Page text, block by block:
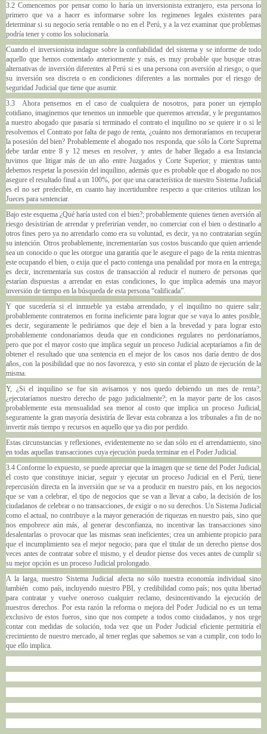
3.2 Comencemos por pensar como lo haría un inversionista extranjero, esta persona lo
primero que va a hacer es informarse sobre los regimenes legales existentes para
determinar si su negocio seria rentable o no en el Perú, y a la vez examinar que problemas
podría tener y como los solucionaría.
Cuando el inversionista indague sobre la confiabilidad del sistema y se informe de todo
aquello que hemos comentado anteriormente y más, es muy probable que busque otras
alternativas de inversión diferentes al Perú si es una persona con aversión al riesgo; o que
su inversión sea discreta o en condiciones diferentes a las normales por el riesgo de
seguridad Judicial que tiene que asumir.
3.3 Ahora pensemos en el caso de cualquiera de nosotros, para poner un ejemplo
cotidiano, imaginemos que tenemos un inmueble que queremos arrendar, y le preguntamos
a nuestro abogado que pasaría si terminado el contrato el inquilino no se quiere ir o si le
resolvemos el Contrato por falta de pago de renta, ¿cuánto nos demoraríamos en recuperar
la posesión del bien? Probablemente el abogado nos responda, que sólo la Corte Suprema
debe tardar entre 8 y 12 meses en resolver, y antes de haber llegado a esa Instancia
tuvimos que litigar más de un año entre Juzgados y Corte Superior; y mientras tanto
debemos respetar la posesión del inquilino, además que es probable que el abogado no nos
asegure el resultado final a un 100%, por que una característica de nuestro Sistema Judicial
es el no ser predecible, en cuanto hay incertidumbre respecto a que criterios utilizan los
Jueces para sentenciar.
Bajo este esquema ¿Qué haría usted con el bien?; probablemente quienes tienen aversión al
riesgo desistirían de arrendar y preferirían vender, no comerciar con el bien o destinarlo a
otros fines pero ya no arrendarlo como era su voluntad, es decir, ya no contratarían según
su intención. Otros probablemente, incrementarían sus costos buscando que quien arriende
sea un conocido o que les otorgue una garantía que le asegure el pago de la renta mientras
este ocupando el bien, o exija que el pacto contenga una penalidad por mora en la entrega;
es decir, incrementaría sus costos de transacción al reducir el numero de personas que
estarían dispuestas a arrendar en estas condiciones, lo que implica además una mayor
inversión de tiempo en la búsqueda de esta persona “calificada”.
Y que sucedería si el inmueble ya estaba arrendado, y el inquilino no quiere salir;
probablemente contratemos en forma ineficiente para lograr que se vaya lo antes posible,
es decir, seguramente le pediríamos que deje el bien a la brevedad y para lograr esto
probablemente condonaríamos deuda que en condiciones regulares no perdonaríamos,
pero que por el mayor costo que implica seguir un proceso Judicial aceptaríamos a fin de
obtener el resultado que una sentencia en el mejor de los casos nos daría dentro de dos
años, con la posibilidad que no nos favorezca, y esto sin contar el plazo de ejecución de la
misma.
Y, ¿Si el inquilino se fue sin avisarnos y nos quedo debiendo un mes de renta?,
¿ejecutaríamos nuestro derecho de pago judicialmente?; en la mayor parte de los casos
probablemente esta mensualidad sea menor al costo que implica un proceso Judicial,
seguramente la gran mayoría desistiría de llevar esta cobranza a los tribunales a fin de no
invertir más tiempo y recursos en aquello que ya dio por perdido.
Estas circunstancias y reflexiones, evidentemente no se dan sólo en el arrendamiento, sino
en todas aquellas transacciones cuya ejecución pueda terminar en el Poder Judicial.
3.4 Conforme lo expuesto, se puede apreciar que la imagen que se tiene del Poder Judicial,
el costo que constituye iniciar, seguir y ejecutar un proceso Judicial en el Perú, tiene
repercusión directa en la inversión que se va a producir en nuestro país, en los negocios
que se van a celebrar, el tipo de negocios que se van a llevar a cabo, la decisión de los
ciudadanos de celebrar o no transacciones, de exigir o no su derechos. Un Sistema Judicial
como el actual, no contribuye a la mayor generación de riquezas en nuestro país, sino que
nos empobrece aún más, al generar desconfianza, no incentivar las transacciones sino
desalentarlas o provocar que las mismas sean ineficientes; crea un ambiente propicio para
que el incumplimiento sea el mejor negocio; para que el titular de un derecho piense dos
veces antes de contratar sobre el mismo, y el deudor piense dos veces antes de cumplir si
su mejor opción es un proceso Judicial prolongado.
A la larga, nuestro Sistema Judicial afecta no sólo nuestra economía individual sino
también como país, incluyendo nuestro PBI, y credibilidad como país; nos quita libertad
para contratar y vuelve oneroso cualquier reclamo, desincentivando la ejecución de
nuestros derechos. Por esta razón la reforma o mejora del Poder Judicial no es un tema
exclusivo de estos fueros, sino que nos compete a todos como ciudadanos, y nos urge
contar con medidas de solución, toda vez que un Poder Judicial eficiente permitiría el
crecimiento de nuestro mercado, al tener reglas que sabemos se van a cumplir, con todo lo
que ello implica.